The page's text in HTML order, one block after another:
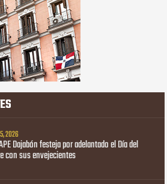
2026
Dajabón festeja por adelantado el Día del
con sus envejecientes